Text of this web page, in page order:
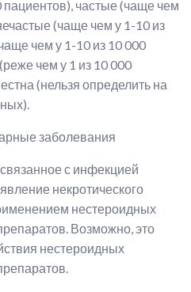
пациентов), частые (чаще чем
(чаще чем у 1-10 из
чем у 1-10 из 10 000
чем у 1 из 10 000
(нельзя определить на
заболевания
с инфекцией
некротического
нестероидных
Возможно, это
нестероидных